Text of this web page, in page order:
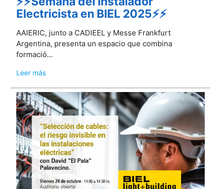
Electricista en BIEL 2025⚡⚡
AAIERIC, junto a CADIEEL y Messe Frankfurt
Argentina, presenta un espacio que combina
formació...
Leer más